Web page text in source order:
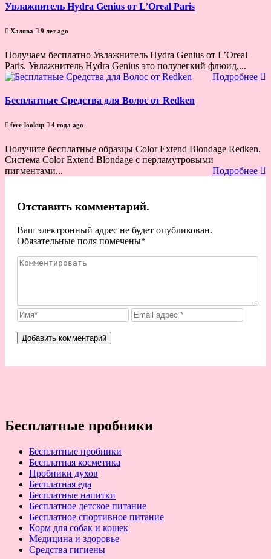
Увлажнитель Hydra Genius от L’Oreal Paris
Халява 9 лет ago
Получаем бесплатно Увлажнитель Hydra Genius от L’Oreal
Paris. Увлажнитель Hydra Genius это полулегкий флюид,...
Подробнее
Бесплатные Средства для Волос от Redken
free-lookup 4 года ago
Получите бесплатные образцы Color Extend Blondage Redken.
Система Color Extend Blondage с перламутровыми
пигментами...
Подробнее
Отставить комментарий.
Ваш электронный адрес не будет опубликован.
Обязательные поля помечены*
Бесплатные пробники
Бесплатные пробники
Бесплатная косметика
Пробники духов
Бесплатная еда
Бесплатные напитки
Бесплатное детское питание
Бесплатное спортивное питание
Корм для собак и кошек
Медицина и здоровье
Средства гигиены